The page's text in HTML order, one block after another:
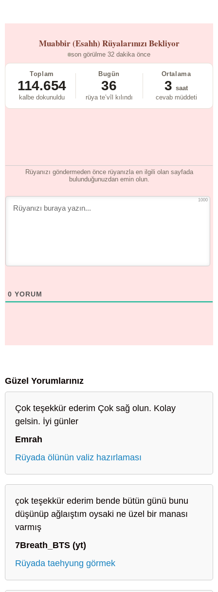
Muabbir (Esahh) Rüyalarınızı Bekliyor
son görülme 32 dakika önce
Toplam
114.654
kalbe dokunuldu
Bugün
36
rüya te’vîl kılındı
Ortalama
3 saat
cevab müddeti
Rüyanızı göndermeden önce rüyanızla en ilgili olan sayfada
bulunduğunuzdan emin olun.
1000
0 YORUM
Güzel Yorumlarınız
Çok teşekkür ederim Çok sağ olun. Kolay
gelsin. İyi günler
Emrah
Rüyada ölünün valiz hazırlaması
çok teşekkür ederim bende bütün günü bunu
düşünüp ağlaıştım oysaki ne üzel bir manası
varmış
7Breath_BTS (yt)
Rüyada taehyung görmek